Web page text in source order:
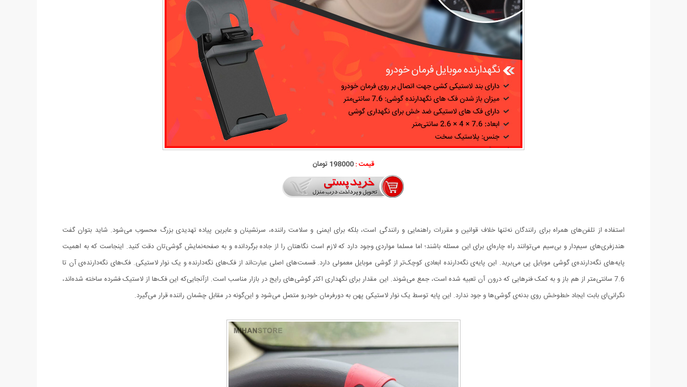
قیمت :198000 تومان
استفاده از تلفن‌های همراه برای رانندگان نه‌تنها خلاف قوانین و مقررات راهنمایی و رانندگی است، بلکه برای ایمنی و سلامت راننده، سرنشینان و عابرین پیاده تهدیدی بزرگ محسوب می‌شود. شاید بتوان گفت
هندزفری‌های سیم‌دار و بی‌سیم می‌توانند راه چاره‌ای برای این مسئله باشند؛ اما مسلما مواردی وجود دارد که لازم است نگاهتان را از جاده برگردانده و به صفحه‌نمایش گوشی‌تان دقت کنید. اینجاست که به اهمیت
پایه‌های نگه‌دارنده‌ی گوشی موبایل پی می‌برید. این پایه‌ی نگه‌دارنده ابعادی کوچک‌تر از گوشی موبایل معمولی دارد. قسمت‌های اصلی عبارت‌اند از فک‌های نگه‌دارنده و یک نوار لاستیکی. فک‌های نگه‌دارنده‌ی آن تا
7.6 سانتی‌متر از هم باز و به کمک فنرهایی که درون آن تعبیه‌ شده است، جمع می‌شوند. این مقدار برای نگهداری اکثر گوشی‌های رایج در بازار مناسب است. ازآنجایی‌که این فک‌ها از لاستیک فشرده ساخته‌ شده‌اند،
نگرانی‌ای بابت ایجاد خط‌وخش روی بدنه‌ی گوشی‌ها و جود ندارد. این پایه توسط یک نوار لاستیکی پهن به دورفرمان خودرو متصل می‌شود و این‌گونه در مقابل چشمان راننده قرار می‌گیرد.